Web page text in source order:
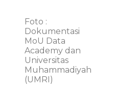
Foto :
Dokumentasi
MoU Data
Academy dan
Universitas
Muhammadiyah
(UMRI)